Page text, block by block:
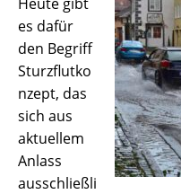
es dafür
den Begriff
Sturzflutko
nzept, das
sich aus
aktuellem
Anlass
ausschließli